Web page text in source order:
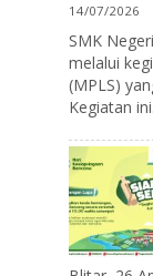
14/07/2026
SMK
melalui
(MPLS)
Kegiatan